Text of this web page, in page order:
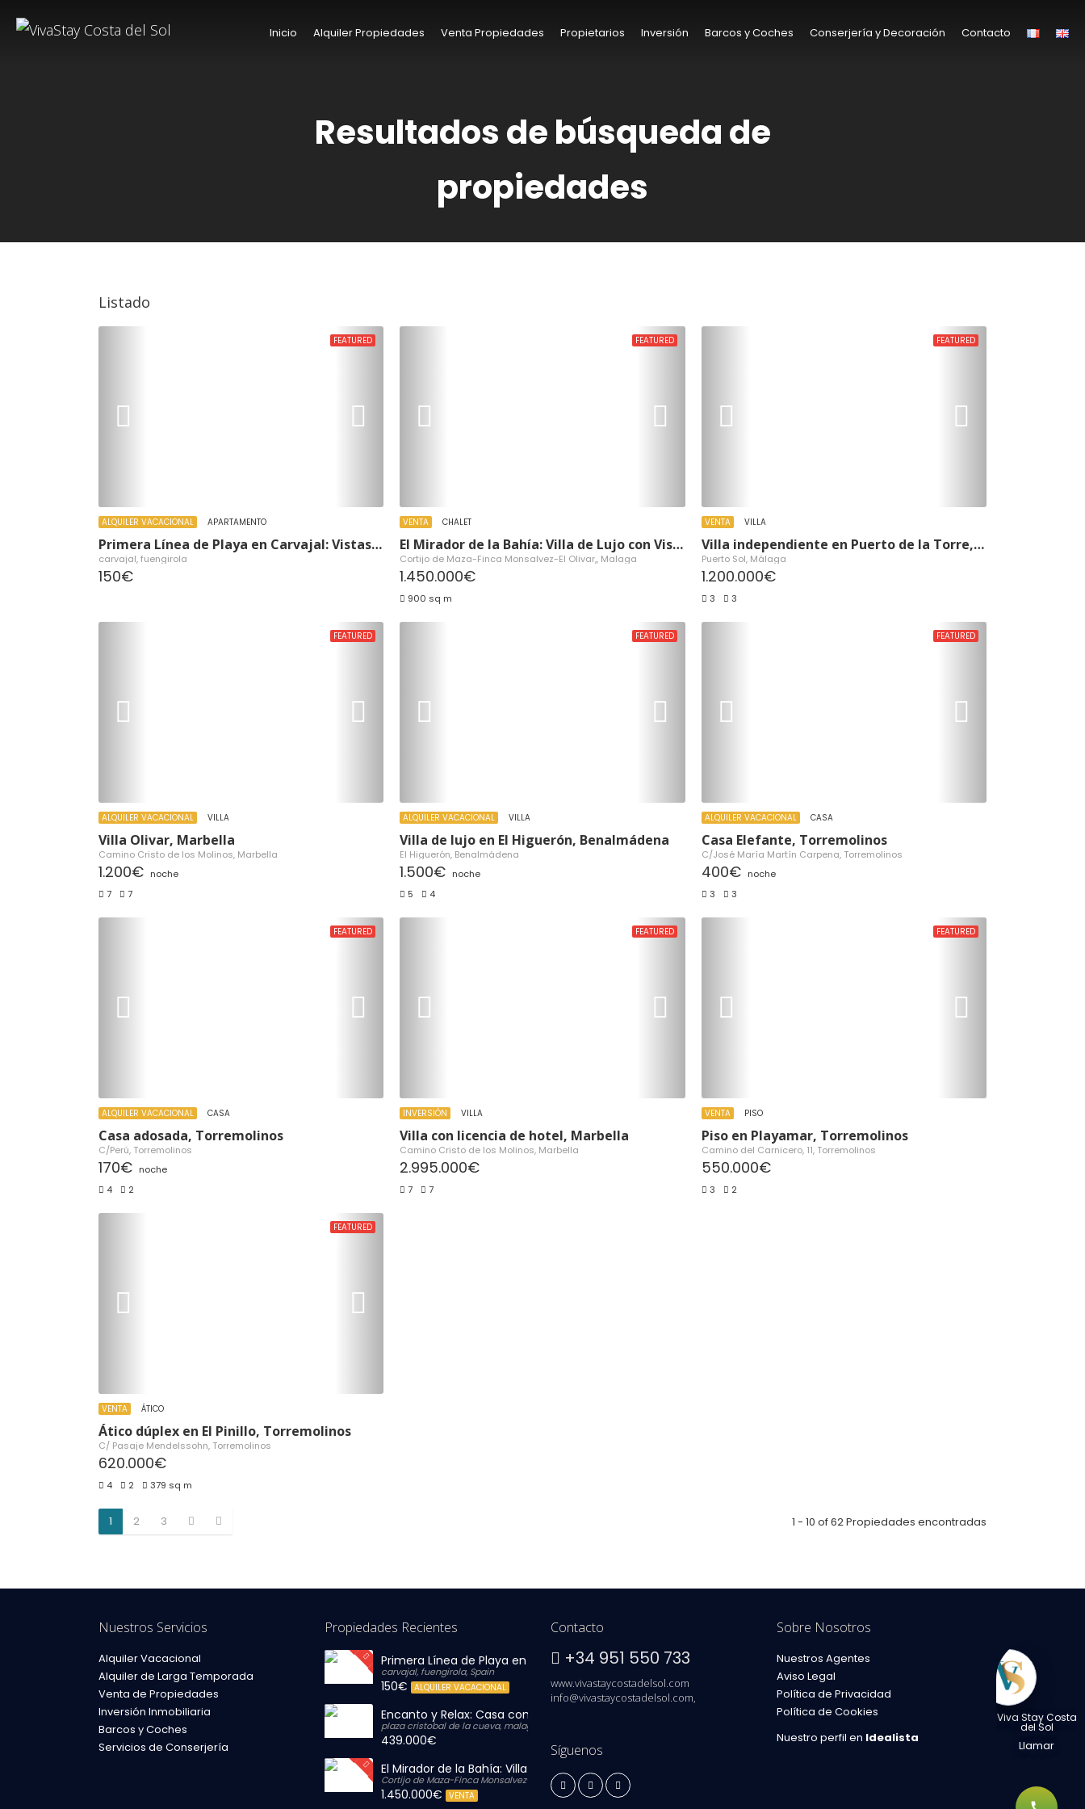
Inicio Alquiler Propiedades Venta Propiedades Propietarios Inversión Barcos y Coches Conserjería y Decoración Contacto
Resultados de búsqueda de
propiedades
Listado
FEATURED
ALQUILER VACACIONAL APARTAMENTO
Primera Línea de Playa en Carvajal: Vistas al Mar y Parking Incluido
carvajal, fuengirola
150€
FEATURED
VENTA CHALET
El Mirador de la Bahía: Villa de Lujo con Vistas Infinitas
Cortijo de Maza-Finca Monsalvez-El Olivar,, Malaga
1.450.000€
900 sq m
FEATURED
VENTA VILLA
Villa independiente en Puerto de la Torre, Málaga
Puerto Sol, Málaga
1.200.000€
3 3
FEATURED
ALQUILER VACACIONAL VILLA
Villa Olivar, Marbella
Camino Cristo de los Molinos, Marbella
1.200€ noche
7
7
FEATURED
ALQUILER VACACIONAL VILLA
Villa de lujo en El Higuerón, Benalmádena
El Higuerón, Benalmádena
1.500€ noche
5
4
FEATURED
ALQUILER VACACIONAL CASA
Casa Elefante, Torremolinos
C/José María Martín Carpena, Torremolinos
400€ noche
3
3
FEATURED
ALQUILER VACACIONAL CASA
Casa adosada, Torremolinos
C/Perú, Torremolinos
170€ noche
4
2
FEATURED
INVERSIÓN VILLA
Villa con licencia de hotel, Marbella
Camino Cristo de los Molinos, Marbella
2.995.000€
7 7
FEATURED
VENTA PISO
Piso en Playamar, Torremolinos
Camino del Carnicero, 11, Torremolinos
550.000€
3 2
FEATURED
VENTA ÁTICO
Ático dúplex en El Pinillo, Torremolinos
C/ Pasaje Mendelssohn, Torremolinos
620.000€
4 2 379 sq m
1 2 3 1 - 10 of 62 Propiedades encontradas
Nuestros Servicios
Alquiler Vacacional
Alquiler de Larga Temporada
Venta de Propiedades
Inversión Inmobiliaria
Barcos y Coches
Servicios de Conserjería
Propiedades Recientes
Primera Línea de Playa en Carvajal: Vistas al Mar y Parking Incluido
carvajal, fuengirola, Spain
150€ ALQUILER VACACIONAL
Encanto y Relax: Casa con Gran Solárium Privado
plaza cristobal de la cueva, malaga, Spain
439.000€
El Mirador de la Bahía: Villa de Lujo con Vistas Infinitas
Cortijo de Maza-Finca Monsalvez-El Olivar,, Malaga, Spain
1.450.000€ VENTA
Contacto
+34 951 550 733
www.vivastaycostadelsol.com
info@vivastaycostadelsol.com,
Síguenos
Sobre Nosotros
Nuestros Agentes
Aviso Legal
Política de Privacidad
Política de Cookies
Nuestro perfil en Idealista
Viva Stay Costa
del Sol
Llamar